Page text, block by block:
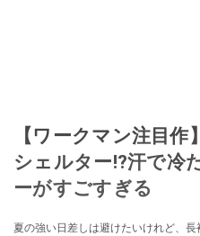
【ワークマン注目
シェルター!?汗で冷
ーがすごすぎる
夏の強い日差しは避けたいけれど、